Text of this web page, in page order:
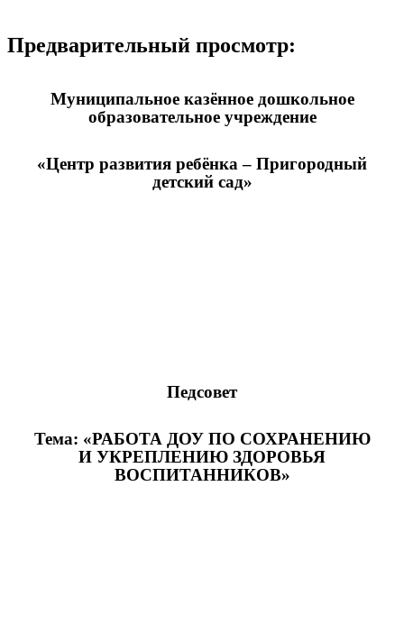
Предварительный просмотр:
Муниципальное казённое дошкольное
образовательное учреждение
«Центр развития ребёнка – Пригородный
детский сад»
Педсовет
Тема: «РАБОТА ДОУ ПО СОХРАНЕНИЮ
И УКРЕПЛЕНИЮ ЗДОРОВЬЯ
ВОСПИТАННИКОВ»